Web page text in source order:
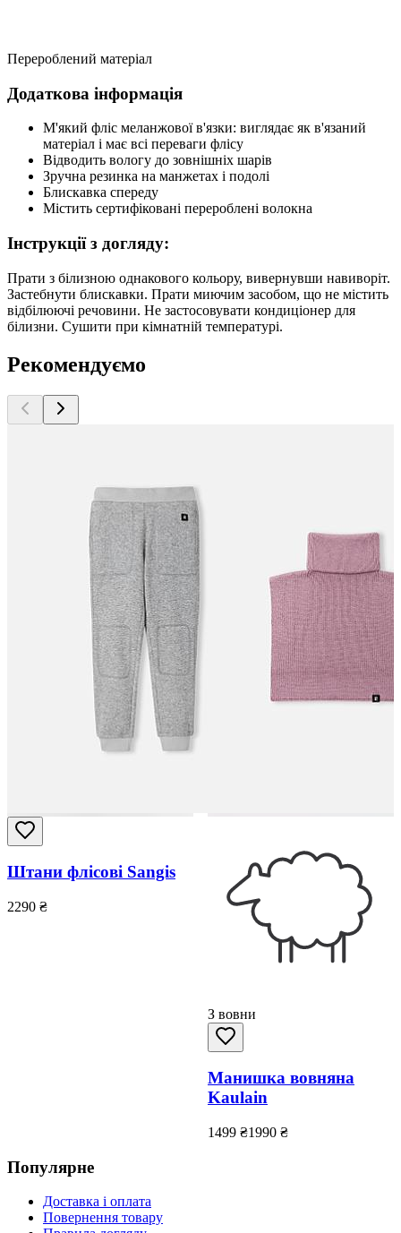
Перероблений матеріал
Додаткова інформація
М'який фліс меланжової в'язки: виглядає як в'язаний
матеріал і має всі переваги флісу
Відводить вологу до зовнішніх шарів
Зручна резинка на манжетах і подолі
Блискавка спереду
Містить сертифіковані перероблені волокна
Інструкції з догляду:
Прати з білизною однакового кольору, вивернувши навиворіт.
Застебнути блискавки. Прати миючим засобом, що не містить
відбілюючі речовини. Не застосовувати кондиціонер для
білизни. Сушити при кімнатній температурі.
Рекомендуємо
Штани флісові Sangis
2290 ₴
З вовни
Манишка вовняна
Kaulain
1499 ₴1990 ₴
Популярне
Доставка і оплата
Повернення товару